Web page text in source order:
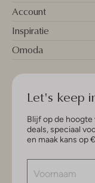
Account
Inspiratie
Omoda
Let's keep
Blijf op de
deals, speciaal
en maak kans op